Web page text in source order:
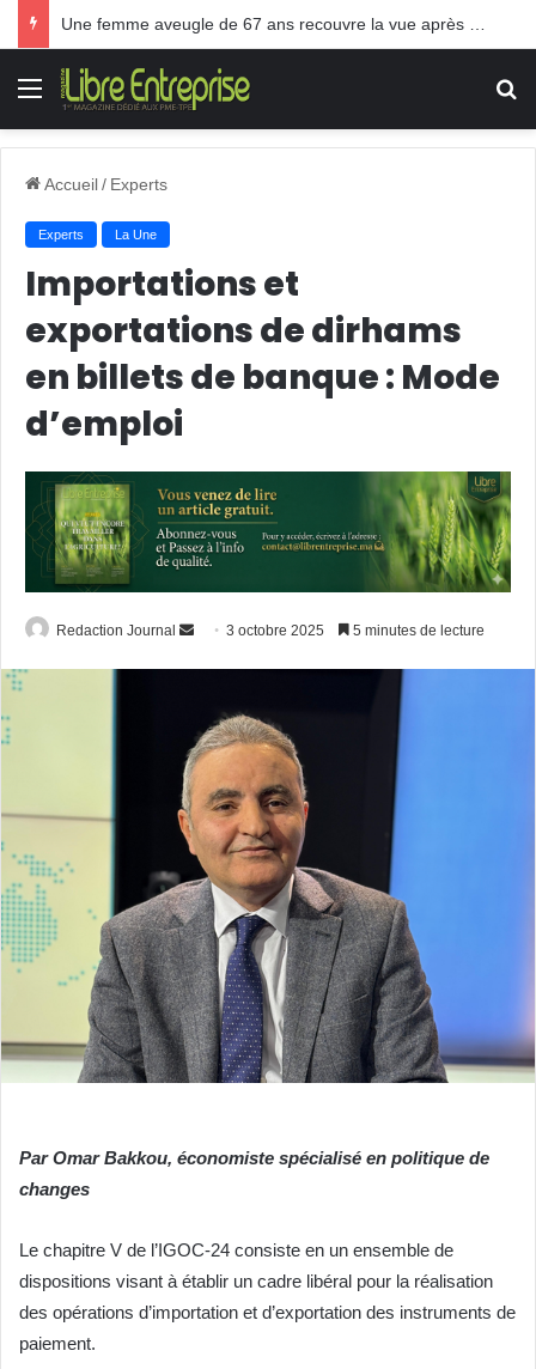
Menu
Accueil/ Experts
Experts La Une
Importations et
exportations de dirhams
en billets de banque : Mode
d’emploi
Redaction Journal
Envoyer3 octobre 2025 5 minutes de lecture
Par Omar Bakkou, économiste spécialisé en politique de
changes
Le chapitre V de l’IGOC-24 consiste en un ensemble de
dispositions visant à établir un cadre libéral pour la réalisation
des opérations d’importation et d’exportation des instruments de
paiement.